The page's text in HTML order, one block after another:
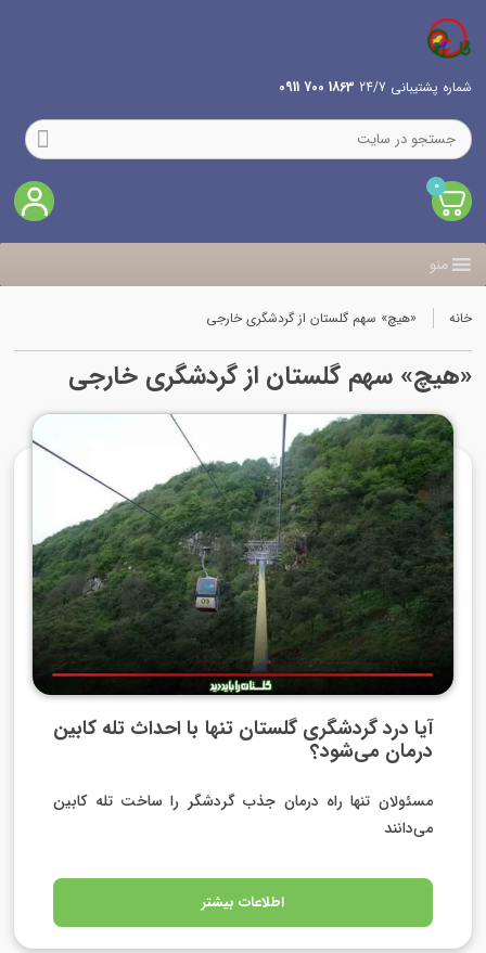
شماره پشتیبانی 24/7 1863 700 0911
0
منو
خانه «هیچ» سهم گلستان از گردشگری خارجی
«هیچ» سهم گلستان از گردشگری خارجی
آیا درد گردشگری گلستان تنها با احداث تله کابین
درمان می‌شود؟
مسئولان تنها راه درمان جذب گردشگر را ساخت تله کابین
می‌دانند
اطلاعات بیشتر